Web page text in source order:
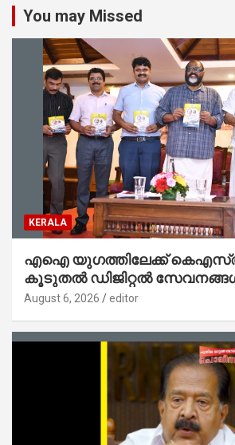
You may Missed
KERALA
എഐ യുഗത്തിലേക്ക്
കൂടുതൽ ഡിജിറ്റൽ
ജനങ്ങളിലേക്കെത്തിക്കും –
August 6, 2026 editor